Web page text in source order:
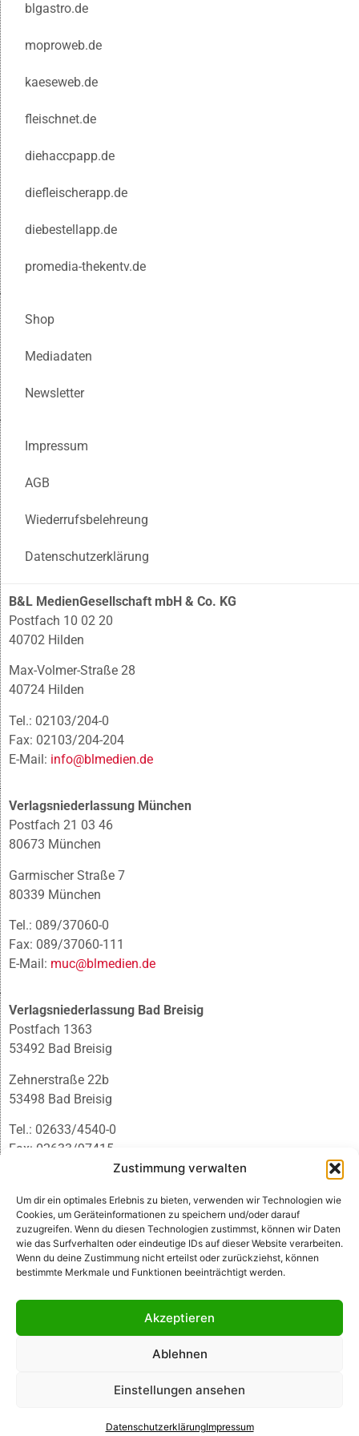
Zustimmung verwalten
Um dir ein optimales Erlebnis zu bieten, verwenden wir Technologien wie
Cookies, um Geräteinformationen zu speichern und/oder darauf
zuzugreifen. Wenn du diesen Technologien zustimmst, können wir Daten
wie das Surfverhalten oder eindeutige IDs auf dieser Website verarbeiten.
Wenn du deine Zustimmung nicht erteilst oder zurückziehst, können
bestimmte Merkmale und Funktionen beeinträchtigt werden.
Akzeptieren
Ablehnen
Einstellungen ansehen
DatenschutzerklärungImpressum
blgastro.de
moproweb.de
kaeseweb.de
fleischnet.de
diehaccpapp.de
diefleischerapp.de
diebestellapp.de
promedia-thekentv.de
Shop
Mediadaten
Newsletter
Impressum
AGB
Wiederrufsbelehreung
Datenschutzerklärung
B&L MedienGesellschaft mbH & Co. KG
Postfach 10 02 20
40702 Hilden
Max-Volmer-Straße 28
40724 Hilden
Tel.: 02103/204-0
Fax: 02103/204-204
E-Mail: info@blmedien.de
Verlagsniederlassung München
Postfach 21 03 46
80673 München
Garmischer Straße 7
80339 München
Tel.: 089/37060-0
Fax: 089/37060-111
E-Mail: muc@blmedien.de
Verlagsniederlassung Bad Breisig
Postfach 1363
53492 Bad Breisig
Zehnerstraße 22b
53498 Bad Breisig
Tel.: 02633/4540-0
Fax: 02633/97415
infobb@blmedien.de